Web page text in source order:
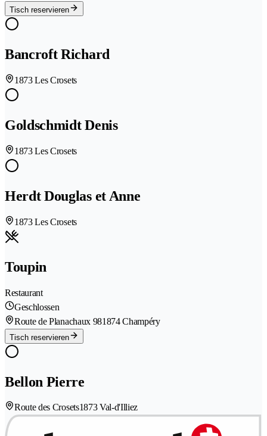
Tisch reservieren
Bancroft Richard
1873 Les Crosets
Goldschmidt Denis
1873 Les Crosets
Herdt Douglas et Anne
1873 Les Crosets
Toupin
Restaurant
Geschlossen
Route de Planachaux 981874 Champéry
Tisch reservieren
Bellon Pierre
Route des Crosets1873 Val-d'Illiez